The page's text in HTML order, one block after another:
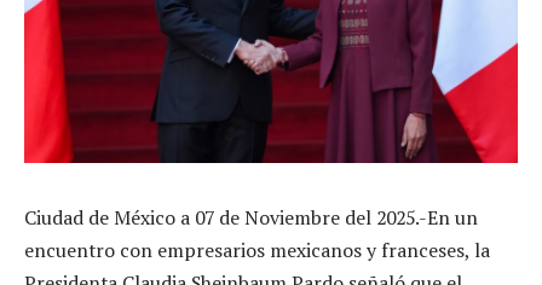
Ciudad de México a 07 de Noviembre del 2025.-En un
encuentro con empresarios mexicanos y franceses, la